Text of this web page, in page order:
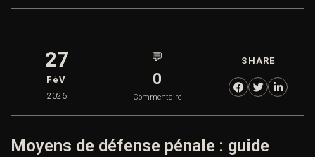
27
FéV
2026
💬
0
Commentaire
SHARE
Moyens de défense pénale : guide